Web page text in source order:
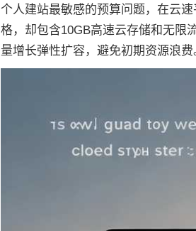
个人建站最敏感的预算问题，在云
格，却包含10GB高速云存储和无限
量增长弹性扩容，避免初期资源浪费